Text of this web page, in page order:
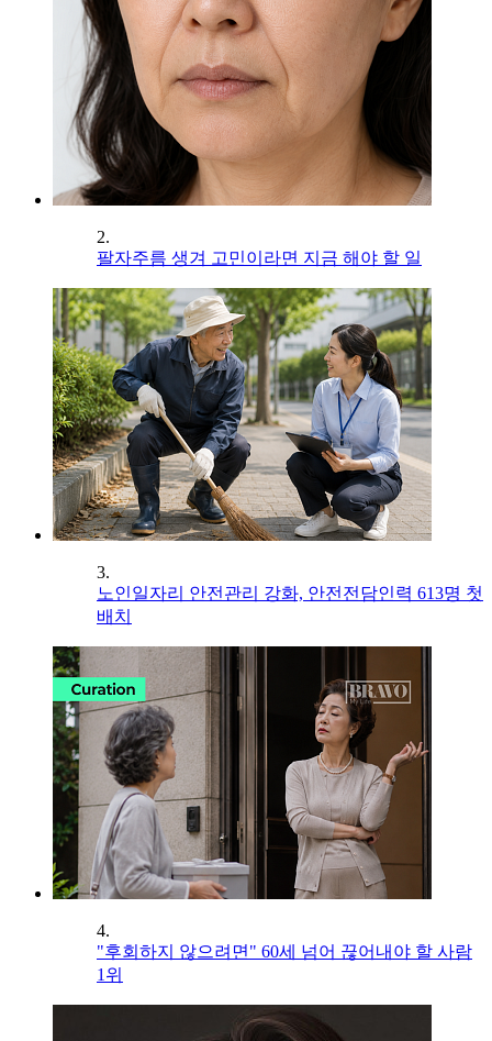
2.
팔자주름 생겨 고민이라면 지금 해야 할 일
3.
노인일자리 안전관리 강화, 안전전담인력 613명 첫
배치
4.
"후회하지 않으려면" 60세 넘어 끊어내야 할 사람
1위